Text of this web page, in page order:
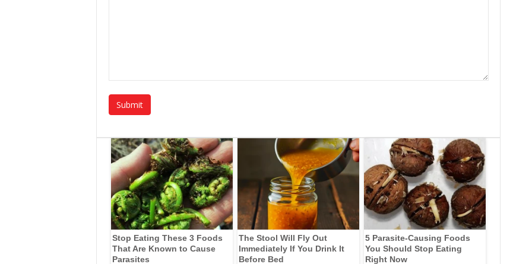
Stop Eating These 3 Foods
That Are Known to Cause
Parasites
The Stool Will Fly Out
Immediately If You Drink It
Before Bed
5 Parasite-Causing Foods
You Should Stop Eating
Right Now